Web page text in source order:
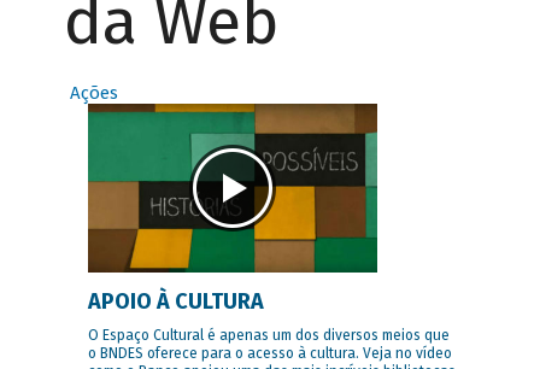
da Web
Ações
APOIO À CULTURA
O Espaço Cultural é apenas um dos diversos meios que
o BNDES oferece para o acesso à cultura. Veja no vídeo